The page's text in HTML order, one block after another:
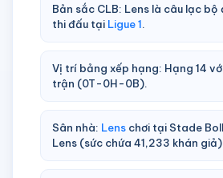
Bản sắc CLB: Lens là câu lạc bộ
thi đấu tại Ligue 1.
Vị trí bảng xếp hạng: Hạng 14
trận (0T-0H-0B).
Sân nhà: Lens chơi tại Stade
Lens (sức chứa 41,233 khán giả).